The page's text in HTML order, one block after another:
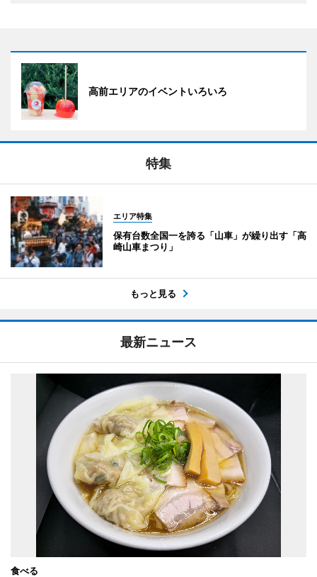
高前エリアのイベントいろいろ
特集
エリア特集
保有台数全国一を誇る「山車」が繰り出す「高
崎山車まつり」
もっと見る
最新ニュース
食べる